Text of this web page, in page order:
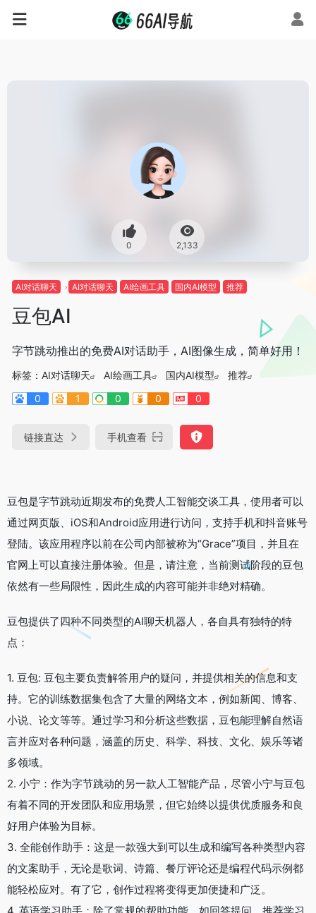
0 2,133
AI对话聊天 AI对话聊天 AI绘画工具 国内AI模型 推荐
豆包AI
字节跳动推出的免费AI对话助手，AI图像生成，简单好用！
标签： AI对话聊天 AI绘画工具 国内AI模型
推荐
0
1 0 0 0
链接直达 手机查看
豆包是字节跳动近期发布的免费人工智能交谈工具，使用者可以
通过网页版、iOS和Android应用进行访问，支持手机和抖音账号
登陆。该应用程序以前在公司内部被称为“Grace”项目，并且在
官网上可以直接注册体验。但是，请注意，当前测试阶段的豆包
依然有一些局限性，因此生成的内容可能并非绝对精确。
豆包提供了四种不同类型的AI聊天机器人，各自具有独特的特
点：
1. 豆包: 豆包主要负责解答用户的疑问，并提供相关的信息和支
持。它的训练数据集包含了大量的网络文本，例如新闻、博客、
小说、论文等等。通过学习和分析这些数据，豆包能理解自然语
言并应对各种问题，涵盖的历史、科学、科技、文化、娱乐等诸
多领域。
2. 小宁：作为字节跳动的另一款人工智能产品，尽管小宁与豆包
有着不同的开发团队和应用场景，但它始终以提供优质服务和良
好用户体验为目标。
3. 全能创作助手：这是一款强大到可以生成和编写各种类型内容
的文案助手，无论是歌词、诗篇、餐厅评论还是编程代码示例都
能轻松应对。有了它，创作过程将变得更加便捷和广泛。